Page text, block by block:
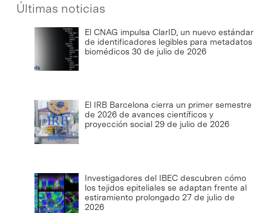
Últimas noticias
El CNAG impulsa ClarID, un nuevo estándar
de identificadores legibles para metadatos
biomédicos 30 de julio de 2026
El IRB Barcelona cierra un primer semestre
de 2026 de avances científicos y
proyección social 29 de julio de 2026
Investigadores del IBEC descubren cómo
los tejidos epiteliales se adaptan frente al
estiramiento prolongado 27 de julio de
2026